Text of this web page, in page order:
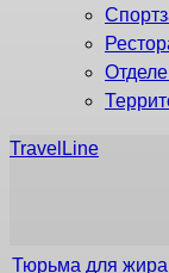
TravelLine
Тюрьма для